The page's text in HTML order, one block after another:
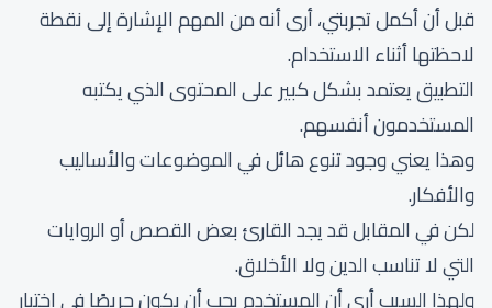
قبل أن أكمل تجربتي، أرى أنه من المهم الإشارة إلى نقطة
لاحظتها أثناء الاستخدام.
التطبيق يعتمد بشكل كبير على المحتوى الذي يكتبه
المستخدمون أنفسهم.
وهذا يعني وجود تنوع هائل في الموضوعات والأساليب
والأفكار.
لكن في المقابل قد يجد القارئ بعض القصص أو الروايات
التي لا تناسب الدين ولا الأخلاق.
ولهذا السبب أرى أن المستخدم يجب أن يكون حريصًا في اختيار